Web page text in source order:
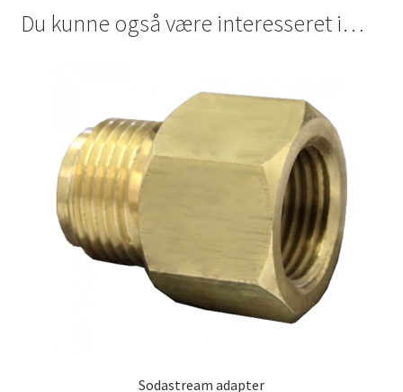
Du kunne også være interesseret i…
Sodastream adapter